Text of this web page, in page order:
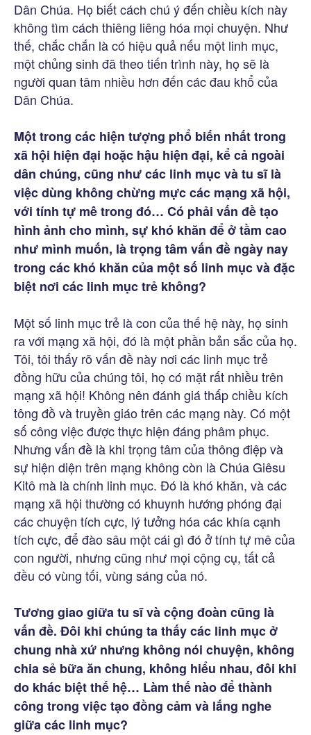
Dân Chúa. Họ biết cách chú ý đến chiều kích này
không tìm cách thiêng liêng hóa mọi chuyện. Như
thế, chắc chắn là có hiệu quả nếu một linh mục,
một chủng sinh đã theo tiến trình này, họ sẽ là
người quan tâm nhiều hơn đến các đau khổ của
Dân Chúa.
Một trong các hiện tượng phổ biến nhất trong
xã hội hiện đại hoặc hậu hiện đại, kể cả ngoài
dân chúng, cũng như các linh mục và tu sĩ là
việc dùng không chừng mực các mạng xã hội,
với tính tự mê trong đó… Có phải vấn đề tạo
hình ảnh cho mình, sự khó khăn để ở tầm cao
như mình muốn, là trọng tâm vấn đề ngày nay
trong các khó khăn của một số linh mục và đặc
biệt nơi các linh mục trẻ không?
Một số linh mục trẻ là con của thế hệ này, họ sinh
ra với mạng xã hội, đó là một phần bản sắc của họ.
Tôi, tôi thấy rõ vấn đề này nơi các linh mục trẻ
đồng hữu của chúng tôi, họ có mặt rất nhiều trên
mạng xã hội! Không nên đánh giá thấp chiều kích
tông đồ và truyền giáo trên các mạng này. Có một
số công việc được thực hiện đáng phâm phục.
Nhưng vấn đề là khi trọng tâm của thông điệp và
sự hiện diện trên mạng không còn là Chúa Giêsu
Kitô mà là chính linh mục. Đó là khó khăn, và các
mạng xã hội thường có khuynh hướng phóng đại
các chuyện tích cực, lý tưởng hóa các khía cạnh
tích cực, để đào sâu một cái gì đó ở tính tự mê của
con người, nhưng cũng như mọi cộng cụ, tất cả
đều có vùng tối, vùng sáng của nó.
Tương giao giữa tu sĩ và cộng đoàn cũng là
vấn đề. Đôi khi chúng ta thấy các linh mục ở
chung nhà xứ nhưng không nói chuyện, không
chia sẻ bữa ăn chung, không hiểu nhau, đôi khi
do khác biệt thế hệ… Làm thế nào để thành
công trong việc tạo đồng cảm và lắng nghe
giữa các linh mục?